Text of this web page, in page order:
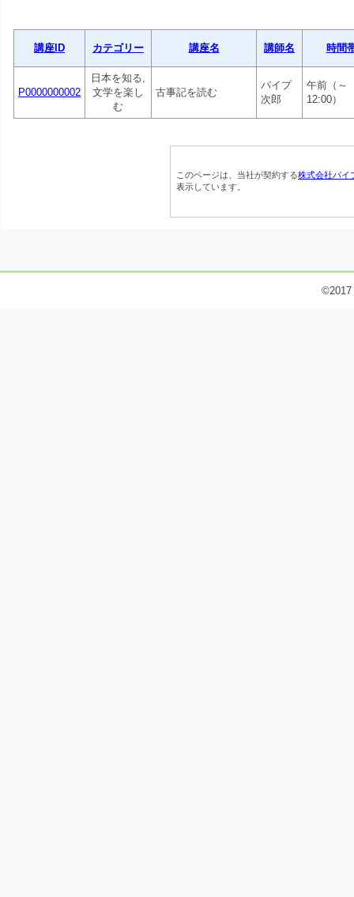
講座ID カテゴリー 講座名 講師名 時間
P0000000002
日本を知る,
文学を楽し
む
古事記を読む
パイプ
次郎
午前（～
12:00）
このページは、当社が契約する株式会社パイ
表示しています。
©2017